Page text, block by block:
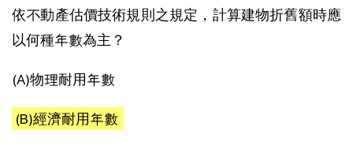
依不動產估價技術規則之規定，計算建物折舊額時應
以何種年數為主？
(A)物理耐用年數
(B)經濟耐用年數